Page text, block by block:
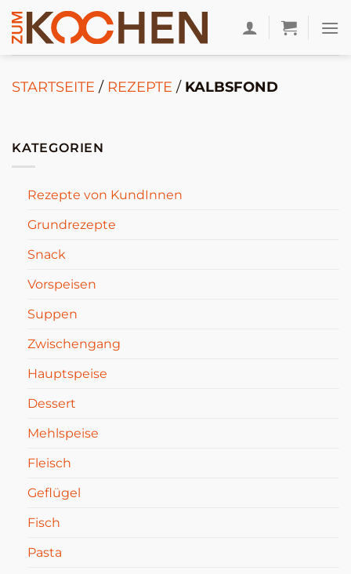
Zum
Inhalt
springen
STARTSEITE / REZEPTE / KALBSFOND
KATEGORIEN
Rezepte von KundInnen
Grundrezepte
Snack
Vorspeisen
Suppen
Zwischengang
Hauptspeise
Dessert
Mehlspeise
Fleisch
Geflügel
Fisch
Pasta